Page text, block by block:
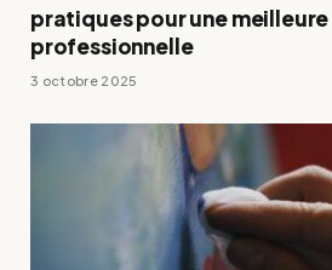
pratiques pour une
professionnelle
3 octobre 2025